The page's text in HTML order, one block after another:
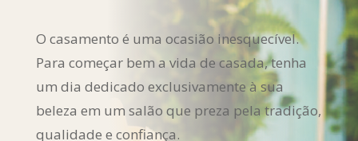
O casamento é uma ocasião inesquecível.
Para começar bem a vida de casada, tenha
um dia dedicado exclusivamente à sua
beleza em um salão que preza pela tradição,
qualidade e confiança.